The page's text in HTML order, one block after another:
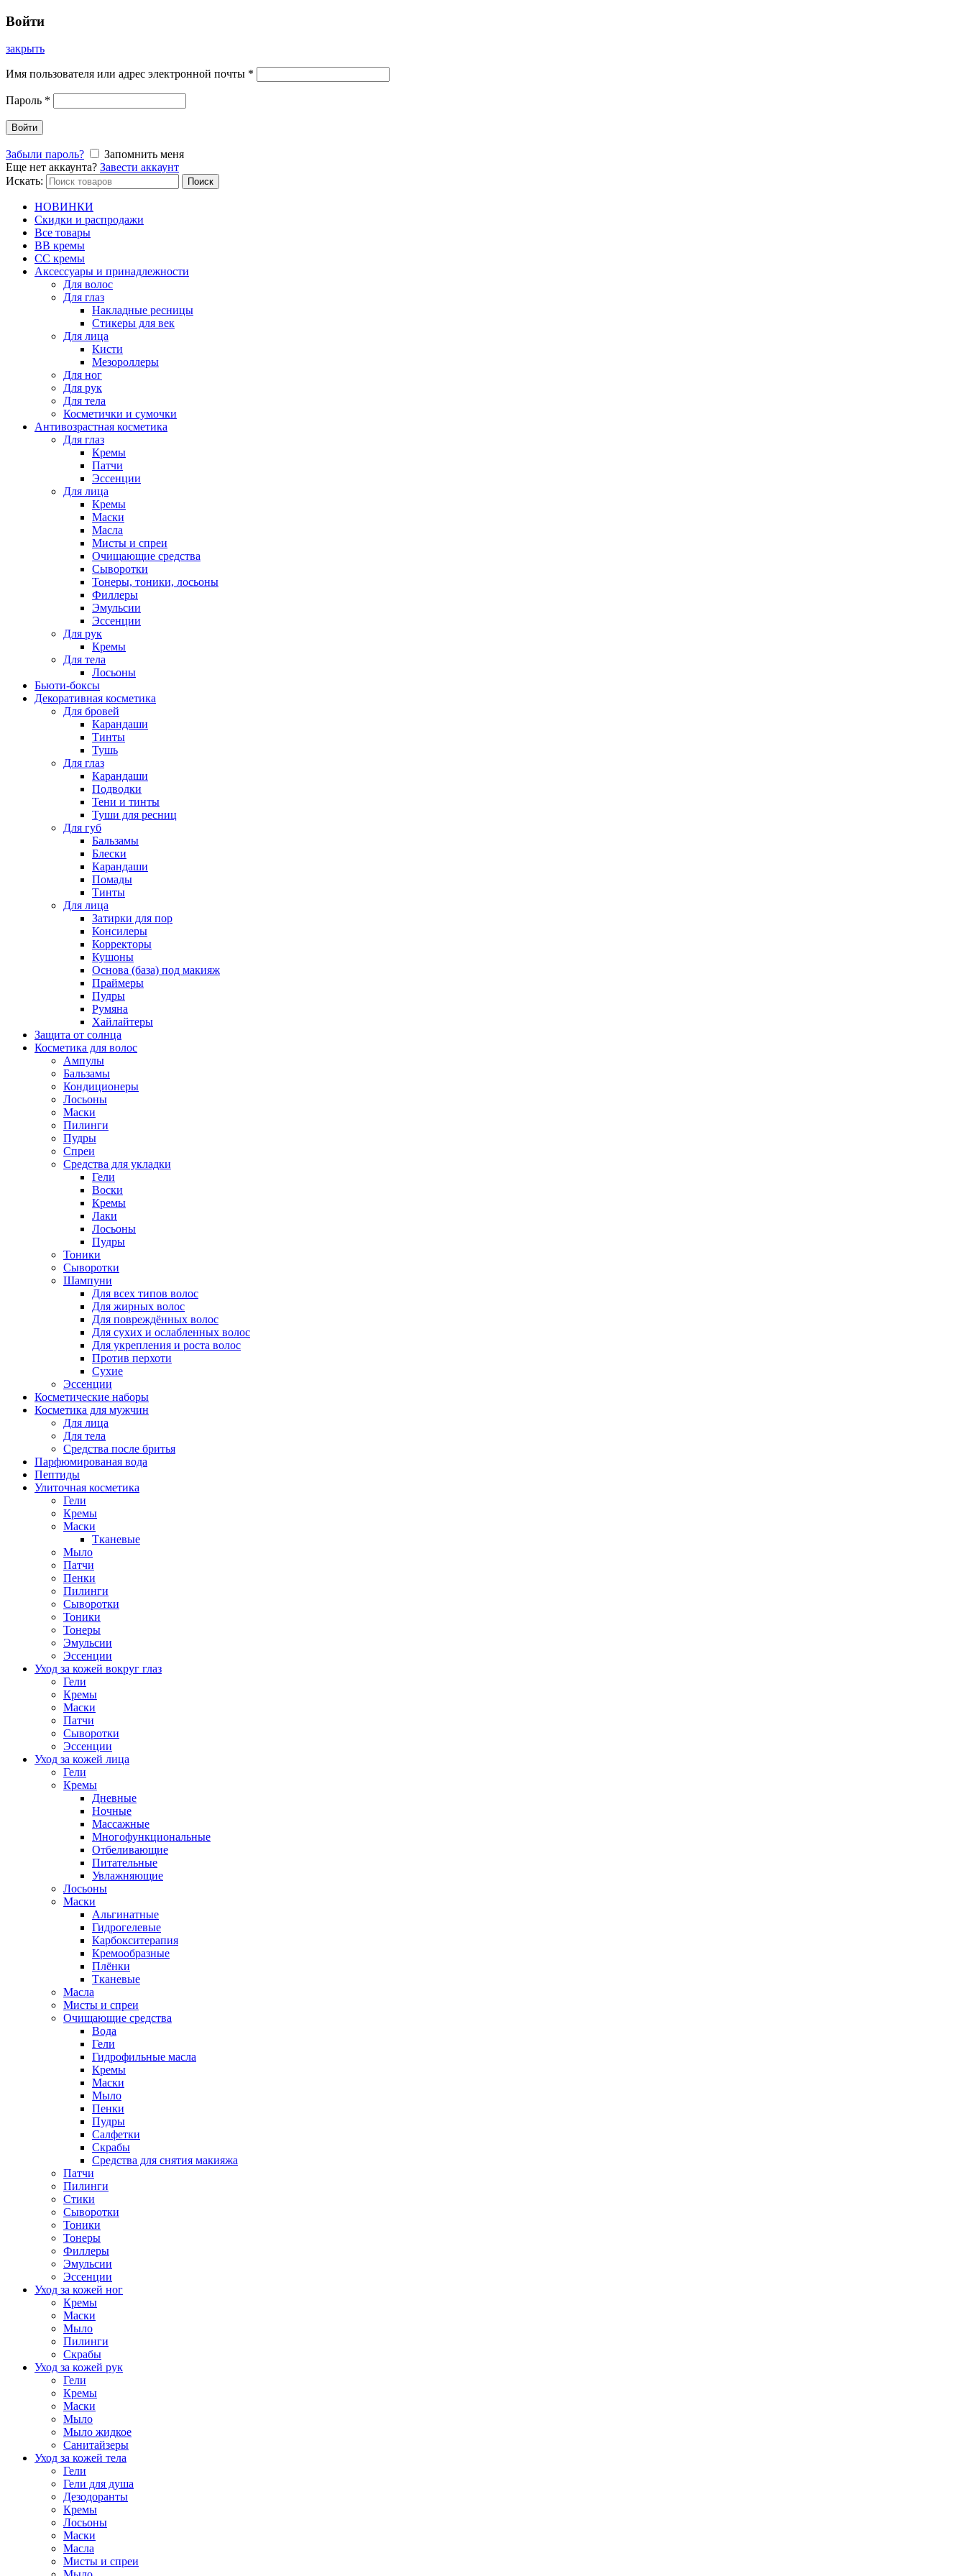
Войти
закрыть
Имя пользователя или адрес электронной почты *
Пароль *
Войти
Забыли пароль?
Запомнить меня
Еще нет аккаунта? Завести аккаунт
Искать:
Поиск
НОВИНКИ
Скидки и распродажи
Все товары
BB кремы
CC кремы
Аксессуары и принадлежности
Для волос
Для глаз
Накладные ресницы
Стикеры для век
Для лица
Кисти
Мезороллеры
Для ног
Для рук
Для тела
Косметички и сумочки
Антивозрастная косметика
Для глаз
Кремы
Патчи
Эссенции
Для лица
Кремы
Маски
Масла
Мисты и спреи
Очищающие средства
Сыворотки
Тонеры, тоники, лосьоны
Филлеры
Эмульсии
Эссенции
Для рук
Кремы
Для тела
Лосьоны
Бьюти-боксы
Декоративная косметика
Для бровей
Карандаши
Тинты
Тушь
Для глаз
Карандаши
Подводки
Тени и тинты
Туши для ресниц
Для губ
Бальзамы
Блески
Карандаши
Помады
Тинты
Для лица
Затирки для пор
Консилеры
Корректоры
Кушоны
Основа (база) под макияж
Праймеры
Пудры
Румяна
Хайлайтеры
Защита от солнца
Косметика для волос
Ампулы
Бальзамы
Кондиционеры
Лосьоны
Маски
Пилинги
Пудры
Спреи
Средства для укладки
Гели
Воски
Кремы
Лаки
Лосьоны
Пудры
Тоники
Сыворотки
Шампуни
Для всех типов волос
Для жирных волос
Для повреждённых волос
Для сухих и ослабленных волос
Для укрепления и роста волос
Против перхоти
Сухие
Эссенции
Косметические наборы
Косметика для мужчин
Для лица
Для тела
Средства после бритья
Парфюмированая вода
Пептиды
Улиточная косметика
Гели
Кремы
Маски
Тканевые
Мыло
Патчи
Пенки
Пилинги
Сыворотки
Тоники
Тонеры
Эмульсии
Эссенции
Уход за кожей вокруг глаз
Гели
Кремы
Маски
Патчи
Сыворотки
Эссенции
Уход за кожей лица
Гели
Кремы
Дневные
Ночные
Массажные
Многофункциональные
Отбеливающие
Питательные
Увлажняющие
Лосьоны
Маски
Альгинатные
Гидрогелевые
Карбокситерапия
Кремообразные
Плёнки
Тканевые
Масла
Мисты и спреи
Очищающие средства
Вода
Гели
Гидрофильные масла
Кремы
Маски
Мыло
Пенки
Пудры
Салфетки
Скрабы
Средства для снятия макияжа
Патчи
Пилинги
Стики
Сыворотки
Тоники
Тонеры
Филлеры
Эмульсии
Эссенции
Уход за кожей ног
Кремы
Маски
Мыло
Пилинги
Скрабы
Уход за кожей рук
Гели
Кремы
Маски
Мыло
Мыло жидкое
Санитайзеры
Уход за кожей тела
Гели
Гели для душа
Дезодоранты
Кремы
Лосьоны
Маски
Масла
Мисты и спреи